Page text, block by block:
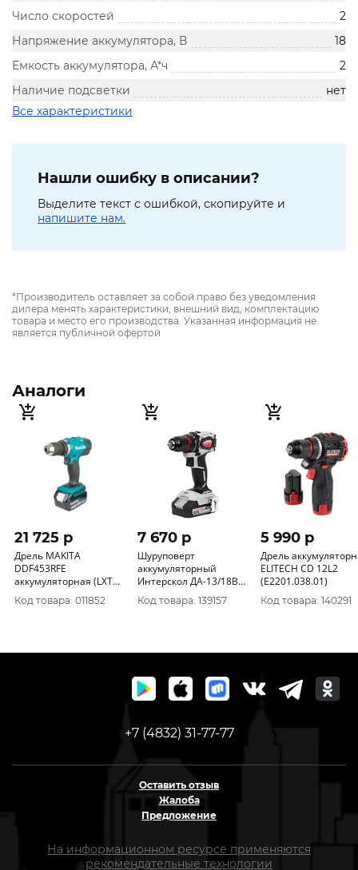
Число скоростей
2
Напряжение аккумулятора, В
18
Емкость аккумулятора, А*ч
2
Наличие подсветки
нет
Все характеристики
Нашли ошибку в описании?
Выделите текст с ошибкой, скопируйте и
напишите нам.
*Производитель оставляет за собой право без уведомления
дилера менять характеристики, внешний вид, комплектацию
товара и место его производства. Указанная информация не
является публичной офертой
Аналоги
21 725 p
Дрель MAKITA
DDF453RFE
аккумуляторная (LXT
18В, 2х3А/ч, з/у.
42/27Нм. Li-ion, БЗП
Код товара: 011852
7 670 p
Шуруповерт
аккумуляторный
Интерскол ДА-13/18В
55 бесщет.Li-ion АПИ
(кейс, 2 аккум.2, 5Ач,
Код товара: 139157
5 990 p
Дрель
ELITECH CD 12L2
(E2201.038.01)
Код товара: 140291
+7 (4832) 31-77-77
Оставить отзыв
Жалоба
Предложение
На информационном ресурсе применяются
рекомендательные технологии